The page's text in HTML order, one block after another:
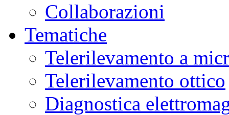
Collaborazioni
Tematiche
Telerilevamento a
Telerilevamento ottico
Diagnostica